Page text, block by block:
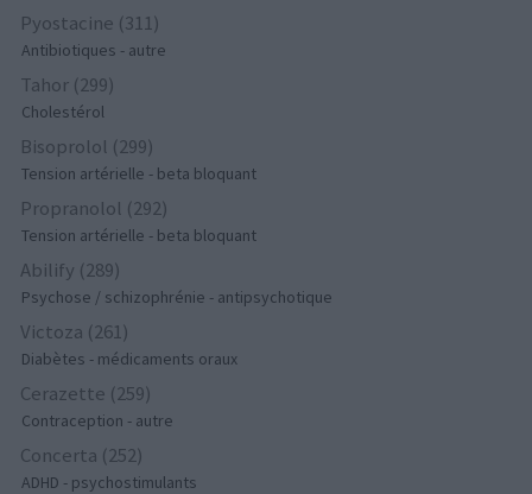
Pyostacine (311)
Antibiotiques - autre
Tahor (299)
Cholestérol
Bisoprolol (299)
Tension artérielle - beta bloquant
Propranolol (292)
Tension artérielle - beta bloquant
Abilify (289)
Psychose / schizophrénie - antipsychotique
Victoza (261)
Diabètes - médicaments oraux
Cerazette (259)
Contraception - autre
Concerta (252)
ADHD - psychostimulants